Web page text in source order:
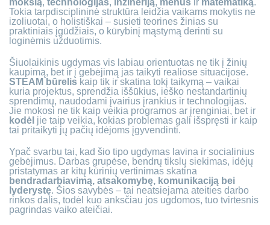
Tokia tarpdisciplininė struktūra leidžia vaikams mokytis ne
izoliuotai, o holistiškai – susieti teorines žinias su
praktiniais įgūdžiais, o kūrybinį mąstymą derinti su
loginėmis užduotimis.
Šiuolaikinis ugdymas vis labiau orientuotas ne tik į žinių
kaupimą, bet ir į gebėjimą jas taikyti realiose situacijose.
STEAM būrelis kaip tik ir skatina tokį taikymą – vaikai
kuria projektus, sprendžia iššūkius, ieško nestandartinių
sprendimų, naudodami įvairius įrankius ir technologijas.
Jie mokosi ne tik kaip veikia programos ar įrenginiai, bet ir
kodėl jie taip veikia, kokias problemas gali išspręsti ir kaip
tai pritaikyti jų pačių idėjoms įgyvendinti.
Ypač svarbu tai, kad šio tipo ugdymas lavina ir socialinius
gebėjimus. Darbas grupėse, bendrų tikslų siekimas, idėjų
pristatymas ar kitų kūrinių vertinimas skatina
bendradarbiavimą, atsakomybę, komunikaciją bei
lyderystę. Šios savybės – tai neatsiejama ateities darbo
rinkos dalis, todėl kuo anksčiau jos ugdomos, tuo tvirtesnis
pagrindas vaiko ateičiai.